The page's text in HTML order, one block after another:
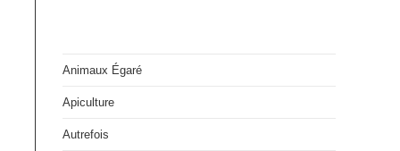
Animaux Égaré
Apiculture
Autrefois